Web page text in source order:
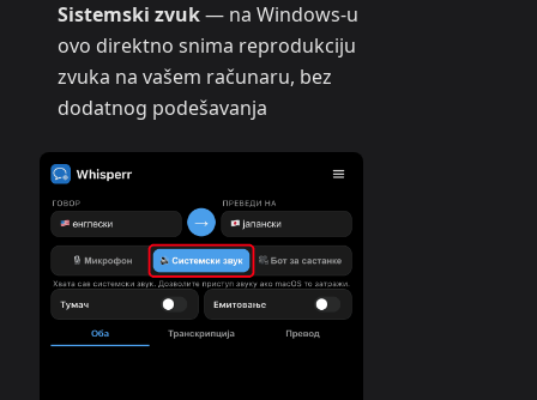
Sistemski zvuk— na Windows-u
ovo direktno snima reprodukciju
zvuka na vašem računaru, bez
dodatnog podešavanja